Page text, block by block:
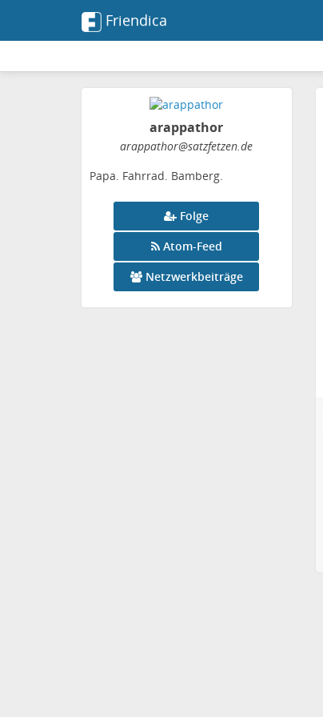
Friendica
arappathor
arappathor@satzfetzen.de
Papa. Fahrrad. Bamberg.
Folge
Atom-Feed
Netzwerkbeiträge